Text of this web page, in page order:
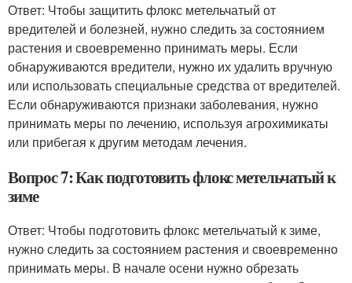
Ответ: Чтобы защитить флокс метельчатый от
вредителей и болезней, нужно следить за состоянием
растения и своевременно принимать меры. Если
обнаруживаются вредители, нужно их удалить вручную
или использовать специальные средства от вредителей.
Если обнаруживаются признаки заболевания, нужно
принимать меры по лечению, используя агрохимикаты
или прибегая к другим методам лечения.
Вопрос 7: Как подготовить флокс метельчатый к
зиме
Ответ: Чтобы подготовить флокс метельчатый к зиме,
нужно следить за состоянием растения и своевременно
принимать меры. В начале осени нужно обрезать